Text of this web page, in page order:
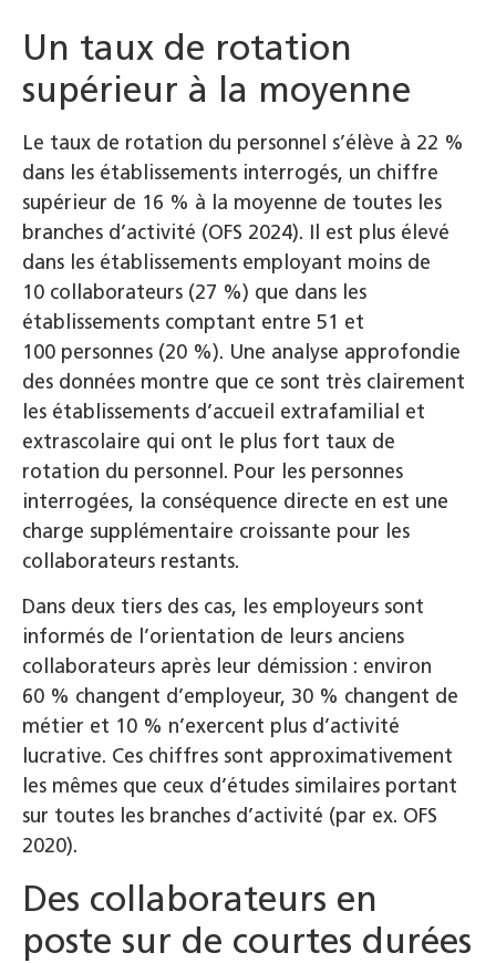
Un taux de rotation
supérieur à la moyenne
Le taux de rotation du personnel s’élève à 22 %
dans les établissements interrogés, un chiffre
supérieur de 16 % à la moyenne de toutes les
branches d’activité (OFS 2024). Il est plus élevé
dans les établissements employant moins de
10 collaborateurs (27 %) que dans les
établissements comptant entre 51 et
100 personnes (20 %). Une analyse approfondie
des données montre que ce sont très clairement
les établissements d’accueil extrafamilial et
extrascolaire qui ont le plus fort taux de
rotation du personnel. Pour les personnes
interrogées, la conséquence directe en est une
charge supplémentaire croissante pour les
collaborateurs restants.
Dans deux tiers des cas, les employeurs sont
informés de l’orientation de leurs anciens
collaborateurs après leur démission : environ
60 % changent d’employeur, 30 % changent de
métier et 10 % n’exercent plus d’activité
lucrative. Ces chiffres sont approximativement
les mêmes que ceux d’études similaires portant
sur toutes les branches d’activité (par ex. OFS
2020).
Des collaborateurs en
poste sur de courtes durées